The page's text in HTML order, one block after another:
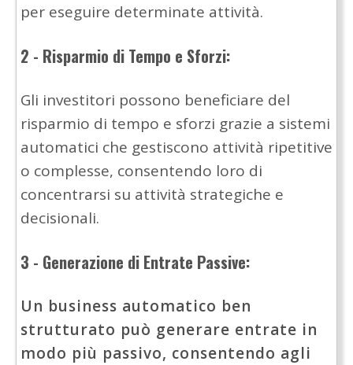
per eseguire determinate attività.
2 - Risparmio di Tempo e Sforzi:
Gli investitori possono beneficiare del
risparmio di tempo e sforzi grazie a sistemi
automatici che gestiscono attività ripetitive
o complesse, consentendo loro di
concentrarsi su attività strategiche e
decisionali.
3 - Generazione di Entrate Passive:
Un business automatico ben
strutturato può generare entrate in
modo più passivo, consentendo agli